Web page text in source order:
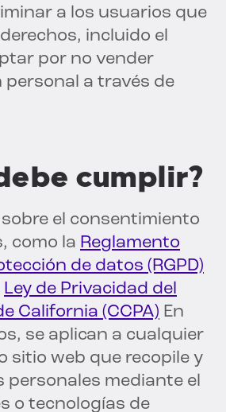
a los usuarios que
incluido el
por no vender
a través de
cumplir?
el consentimiento
como la Reglamento
de datos (RGPD)
Ley de Privacidad del
California (CCPA) En
se aplican a cualquier
sitio web que recopile y
personales mediante el
o tecnologías de